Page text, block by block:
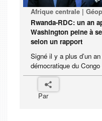
Afrique centrale |
Rwanda-RDC: un an
Washington peine à
selon un rapport
Signé il y a plus d’un
démocratique du Congo
Par